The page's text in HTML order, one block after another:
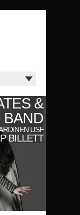
&
BAND
USF
BILLETT